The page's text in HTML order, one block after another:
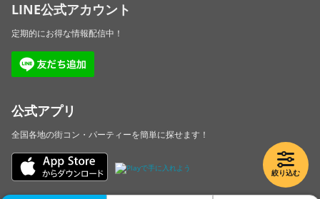
絞り込む
LINE公式アカウント
定期的にお得な情報配信中！
公式アプリ
全国各地の街コン・パーティーを簡単に探せます！